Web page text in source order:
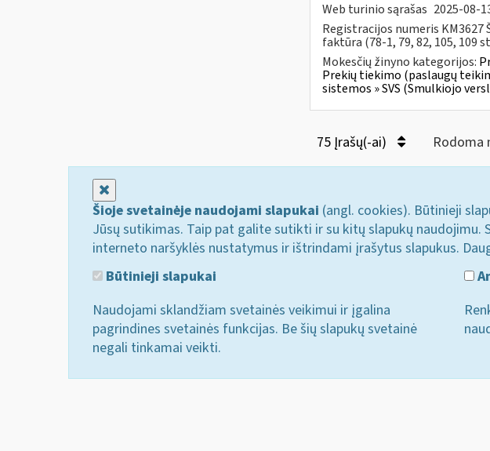
Web turinio sąrašas 2025-08-
Registracijos numeris
faktūra (78-1, 79, 82, 105, 109
Mokesčių žinyno kategorijos:
Prekių tiekimo (paslaugų
sistemos » SVS (Smulkiojo
75 Įrašų(-ai) Rodoma
Šioje svetainėje naudojami slapukai (angl. cookies). Būtinieji
Jūsų sutikimas. Taip pat galite sutikti ir su kitų slapukų
interneto naršyklės nustatymus ir ištrindami įrašytus slapukus.
Būtinieji slapukai
Naudojami sklandžiam svetainės veikimui ir įgalina
pagrindines svetainės funkcijas. Be šių slapukų svetainė
negali tinkamai veikti.